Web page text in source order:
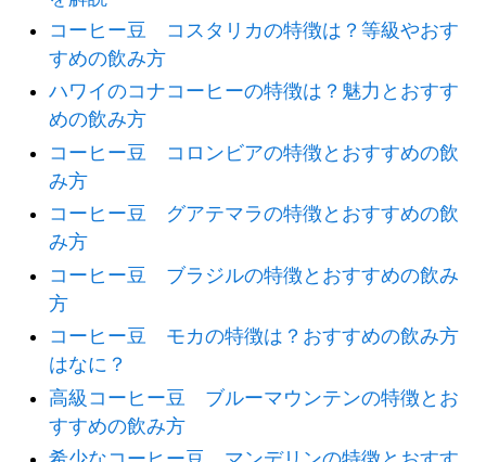
コーヒー豆 コスタリカの特徴は？等級やおす
すめの飲み方
ハワイのコナコーヒーの特徴は？魅力とおすす
めの飲み方
コーヒー豆 コロンビアの特徴とおすすめの飲
み方
コーヒー豆 グアテマラの特徴とおすすめの飲
み方
コーヒー豆 ブラジルの特徴とおすすめの飲み
方
コーヒー豆 モカの特徴は？おすすめの飲み方
はなに？
高級コーヒー豆 ブルーマウンテンの特徴とお
すすめの飲み方